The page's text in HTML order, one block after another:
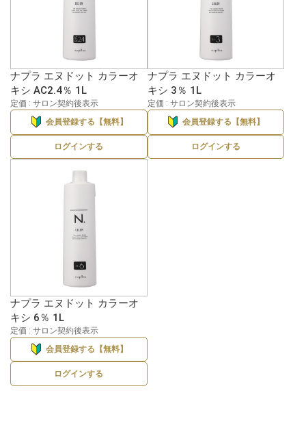
ナプラ エヌドット カラーオ
キシ AC2.4％ 1L
定価 : サロン契約後表示
会員登録する【無料】
ログインする
ナプラ エヌドット カラーオ
キシ 3％ 1L
定価 : サロン契約後表示
会員登録する【無料】
ログインする
ナプラ エヌドット カラーオ
キシ 6％ 1L
定価 : サロン契約後表示
会員登録する【無料】
ログインする